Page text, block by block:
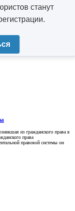
станут
из гражданского права в
права
правовой системы он